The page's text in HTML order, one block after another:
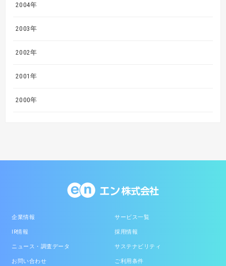
2004年
2003年
2002年
2001年
2000年
企業情報 サービス一覧
IR情報 採用情報
ニュース・調査データ サステナビリティ
お問い合わせ ご利用条件